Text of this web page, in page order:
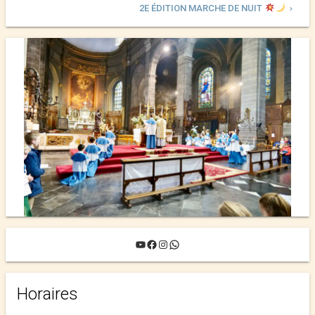
2E ÉDITION MARCHE DE NUIT ›
YouTube
Facebook
Instagram
WhatsApp
Horaires